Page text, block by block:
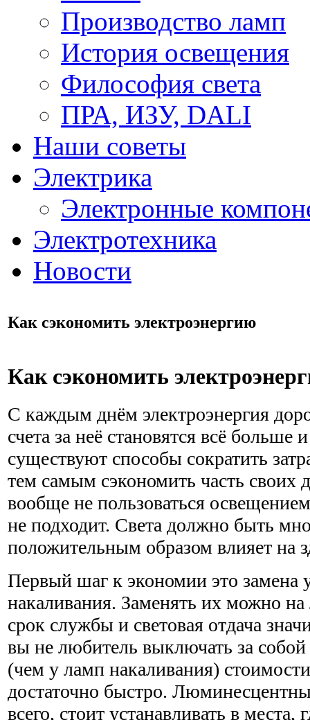
Производство ламп
История освещения
Философия света
ПРА, ИЗУ, DALI
Наши советы
Электрика
Электронные
Электротехника
Новости
Как сэкономить электроэнергию
Как сэкономить
С каждым днём электроэнергия
счета за неё становятся всё
существуют способы сократить
тем самым сэкономить часть своих
вообще не пользоваться
не подходит. Света должно быть
положительным образом влияет на
Первый шаг к экономии это замена
накаливания. Заменять их можно
срок службы и световая отдача
вы не любитель выключать за
(чем у ламп накаливания)
достаточно быстро.
всего, стоит устанавливать в места,